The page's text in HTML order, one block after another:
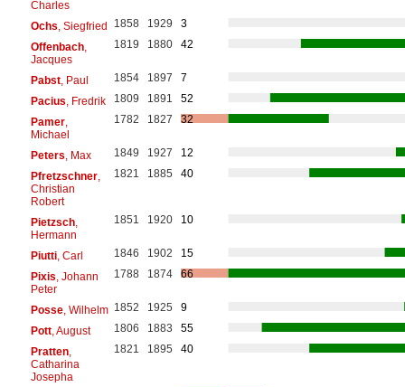
Charles
Ochs , Siegfried 1858 1929
3
Offenbach,
Jacques
1819 1880 42
Pabst, Paul 1854 1897
7
Pacius , Fredrik 1809 1891
52
Pamer,
Michael
1782 1827 32
Peters , Max 1849 1927
12
Pfretzschner,
Christian
Robert
1821 1885 40
Pietzsch,
Hermann
1851 1920 10
Piutti, Carl 1846 1902
15
Pixis , Johann
Peter
1788 1874 66
Posse, Wilhelm 1852 1925
9
Pott, August 1806 1883
55
Pratten,
Catharina
Josepha
1821 1895 40